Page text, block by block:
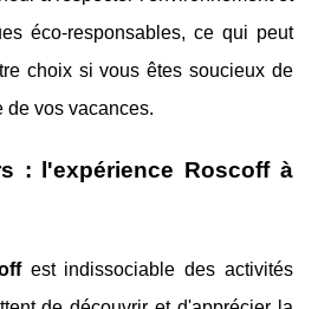
éco-responsables, ce qui peut
choix si vous êtes soucieux de
de vos vacances.
: l'expérience Roscoff à
est indissociable des activités